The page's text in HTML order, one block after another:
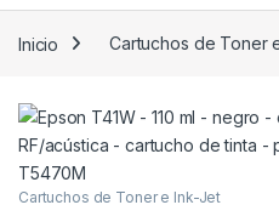
Inicio Cartuchos de Toner
Cartuchos de Toner e Ink-Jet